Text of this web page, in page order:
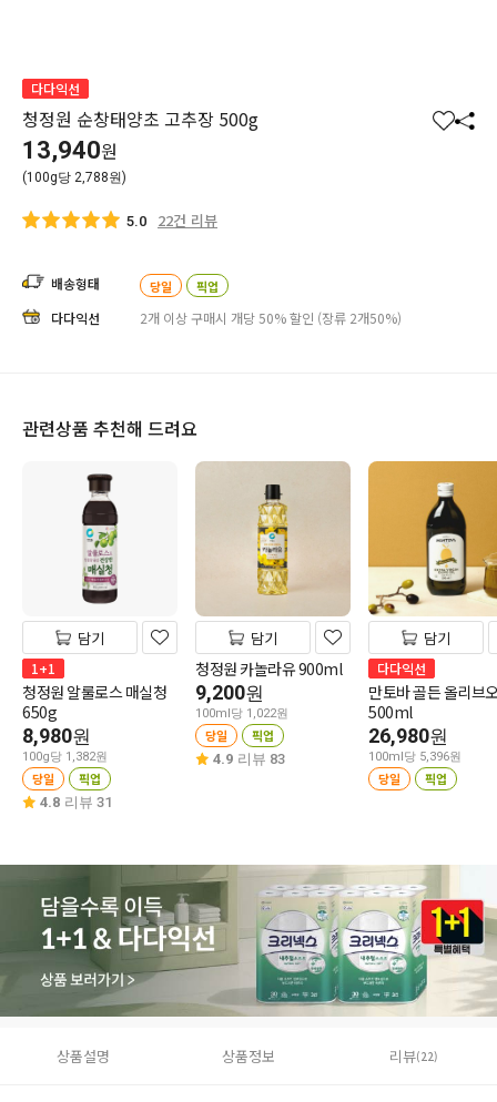
다다익선
청정원 순창태양초 고추장 500g
찜 공
13,940원
(100g당 2,788원)
5.0 22건 리뷰
배송형태 당일 픽업
다다익선 2개 이상 구매시 개당 50% 할인 (장류 2개50%)
관련상품 추천해 드려요
담기
1+1
청정원 알룰로스 매실청
650g
8,980원
100g당 1,382원
당일 픽업
4.8 리뷰 31
담기
청정원 카놀라유 900ml
9,200원
100ml당 1,022원
당일 픽업
4.9 리뷰 83
담기
다다익선
만토바 골든 올리브
500ml
26,980원
100ml당 5,396원
당일 픽업
상품설명 상품정보 리뷰(22)